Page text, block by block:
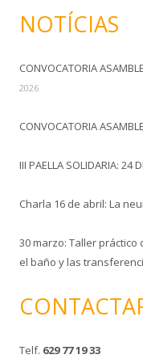
c
r
:
NOTÍCIAS
CONVOCATORIA
2026
CONVOCATORIA
III PAELLA SOLIDARIA: 24
Charla 16 de abril: La
30 marzo: Taller
el baño y las
Telf. 629 77 19 33